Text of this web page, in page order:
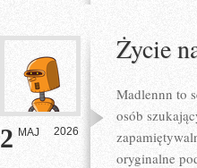
2 MAJ 2026
Życie
Madlennn to
osób
oryginalne